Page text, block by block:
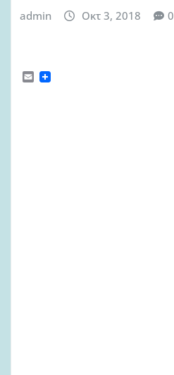
admin Οκτ 3, 2018 0
E